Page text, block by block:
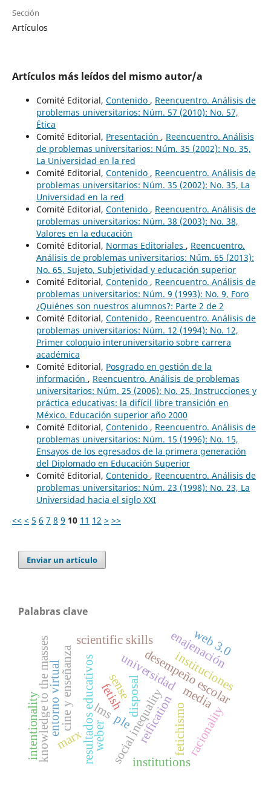
Sección
Artículos
Artículos más leídos del mismo autor/a
Comité Editorial, Contenido , Reencuentro. Análisis de
problemas universitarios: Núm. 57 (2010): No. 57,
Ética
Comité Editorial, Presentación , Reencuentro. Análisis
de problemas universitarios: Núm. 35 (2002): No. 35,
La Universidad en la red
Comité Editorial, Contenido , Reencuentro. Análisis de
problemas universitarios: Núm. 35 (2002): No. 35, La
Universidad en la red
Comité Editorial, Contenido , Reencuentro. Análisis de
problemas universitarios: Núm. 38 (2003): No. 38,
Valores en la educación
Comité Editorial, Normas Editoriales , Reencuentro.
Análisis de problemas universitarios: Núm. 65 (2013):
No. 65, Sujeto, Subjetividad y educación superior
Comité Editorial, Contenido , Reencuentro. Análisis de
problemas universitarios: Núm. 9 (1993): No. 9, Foro
¿Quiénes son nuestros alumnos?: Parte 2 de 2
Comité Editorial, Contenido , Reencuentro. Análisis de
problemas universitarios: Núm. 12 (1994): No. 12,
Primer coloquio interuniversitario sobre carrera
académica
Comité Editorial, Posgrado en gestión de la
información , Reencuentro. Análisis de problemas
universitarios: Núm. 25 (2006): No. 25, Instrucciones y
práctica educativas: la difícil libre transición en
México. Educación superior año 2000
Comité Editorial, Contenido , Reencuentro. Análisis de
problemas universitarios: Núm. 15 (1996): No. 15,
Ensayos de los egresados de la primera generación
del Diplomado en Educación Superior
Comité Editorial, Contenido , Reencuentro. Análisis de
problemas universitarios: Núm. 23 (1998): No. 23, La
Universidad hacia el siglo XXI
<< < 5 6 7 8 9 10 11 12 > >>
Enviar un artículo
Palabras clave
universidad
fetichismo
resultados educativos desempeño escolar
social inequality racionality
weber
institutions
instituciones
fetishdisposalreification
enajenación
marx
media
cine y enseñanza
scientific skills
ple
lms
entorno virtual
web 3.0
knowledge to the masses
intentionality
sense